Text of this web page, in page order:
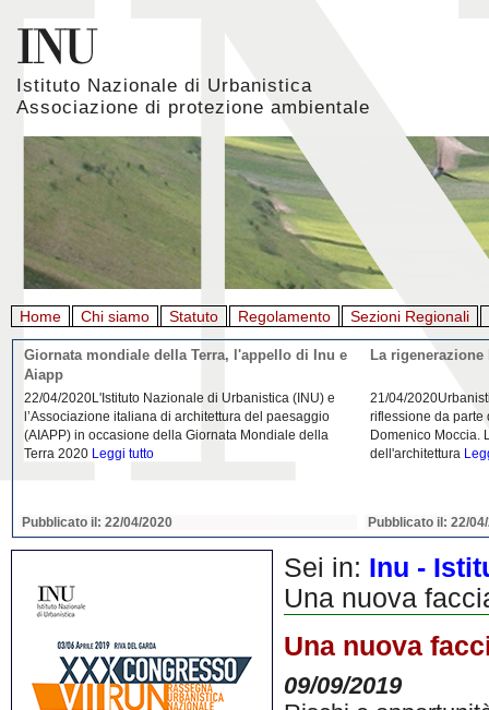
Istituto Nazionale di Urbanistica
Associazione di protezione ambientale
Home Chi siamo Statuto Regolamento Sezioni Regionali
Giornata mondiale della Terra, l'appello di Inu e
Aiapp
22/04/2020L'Istituto Nazionale di Urbanistica (INU) e
l’Associazione italiana di architettura del paesaggio
(AIAPP) in occasione della Giornata Mondiale della
Terra 2020 Leggi tutto
Pubblicato il: 22/04/2020
La
21/04/
riflessione da parte
Domenico Moccia.
dell'architettura
Pubblicato il: 22/
Sei in: Inu -
Una nuova
Una nuova
09/09/2019